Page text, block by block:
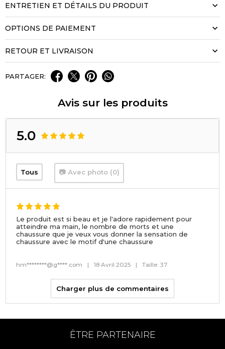
ENTRETIEN ET DÉTAILS DU PRODUIT
OPTIONS DE PAIEMENT
RETOUR ET LIVRAISON
PARTAGER:
Avis sur les produits
5.0
Tous 📷 Avec photo (0)
Le produit est si beau et je l'adore rapidement pour
atteindre ma main, le nombre de morts et une
chaussure que je veux vous donner la sensation de
chaussure avec le motif d'une chaussure
hm********@g****.com | 18 Avril 2025 | Taille: 37
Charger plus de commentaires
ÊTRE PARTENAIRE